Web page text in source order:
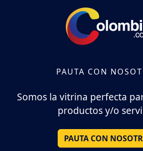
PAUTA CON
Somos la vitrina perfecta
productos y/o
PAUTA CON